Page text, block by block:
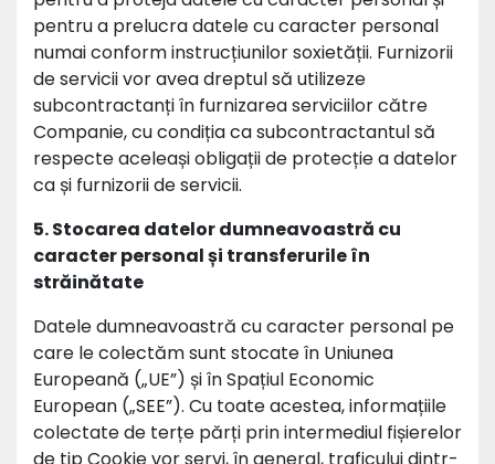
pentru a prelucra datele cu caracter personal
numai conform instrucțiunilor soxietății. Furnizorii
de servicii vor avea dreptul să utilizeze
subcontractanți în furnizarea serviciilor către
Companie, cu condiția ca subcontractantul să
respecte aceleași obligații de protecție a datelor
ca și furnizorii de servicii.
5. Stocarea datelor dumneavoastră cu
caracter personal și transferurile în
străinătate
Datele dumneavoastră cu caracter personal pe
care le colectăm sunt stocate în Uniunea
Europeană („UE”) și în Spațiul Economic
European („SEE”). Cu toate acestea, informațiile
colectate de terțe părți prin intermediul fișierelor